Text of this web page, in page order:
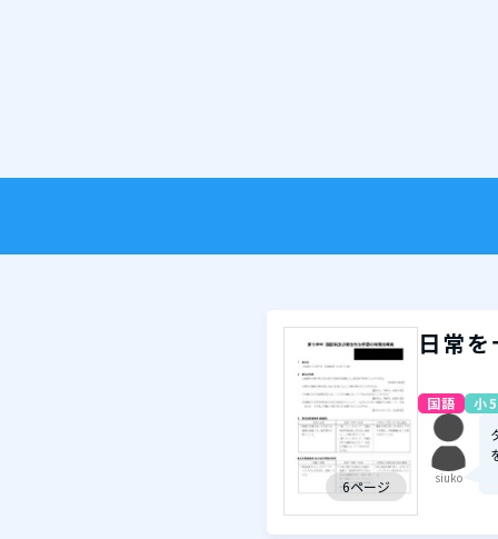
6ページ
日常
国語 小5
siuko